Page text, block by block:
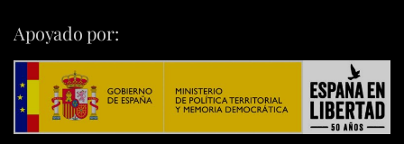
Apoyado por: